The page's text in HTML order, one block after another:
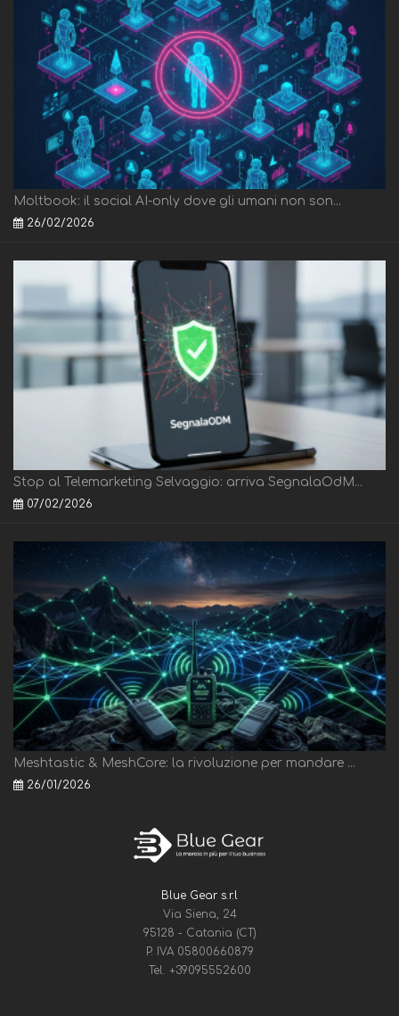
Moltbook: il social AI-only dove gli umani non son...
26/02/2026
Stop al Telemarketing Selvaggio: arriva SegnalaOdM...
07/02/2026
Meshtastic & MeshCore: la rivoluzione per mandare ...
26/01/2026
Blue Gear s.r.l
Via Siena, 24
95128 - Catania (CT)
P. IVA 05800660879
Tel.
+39095552600